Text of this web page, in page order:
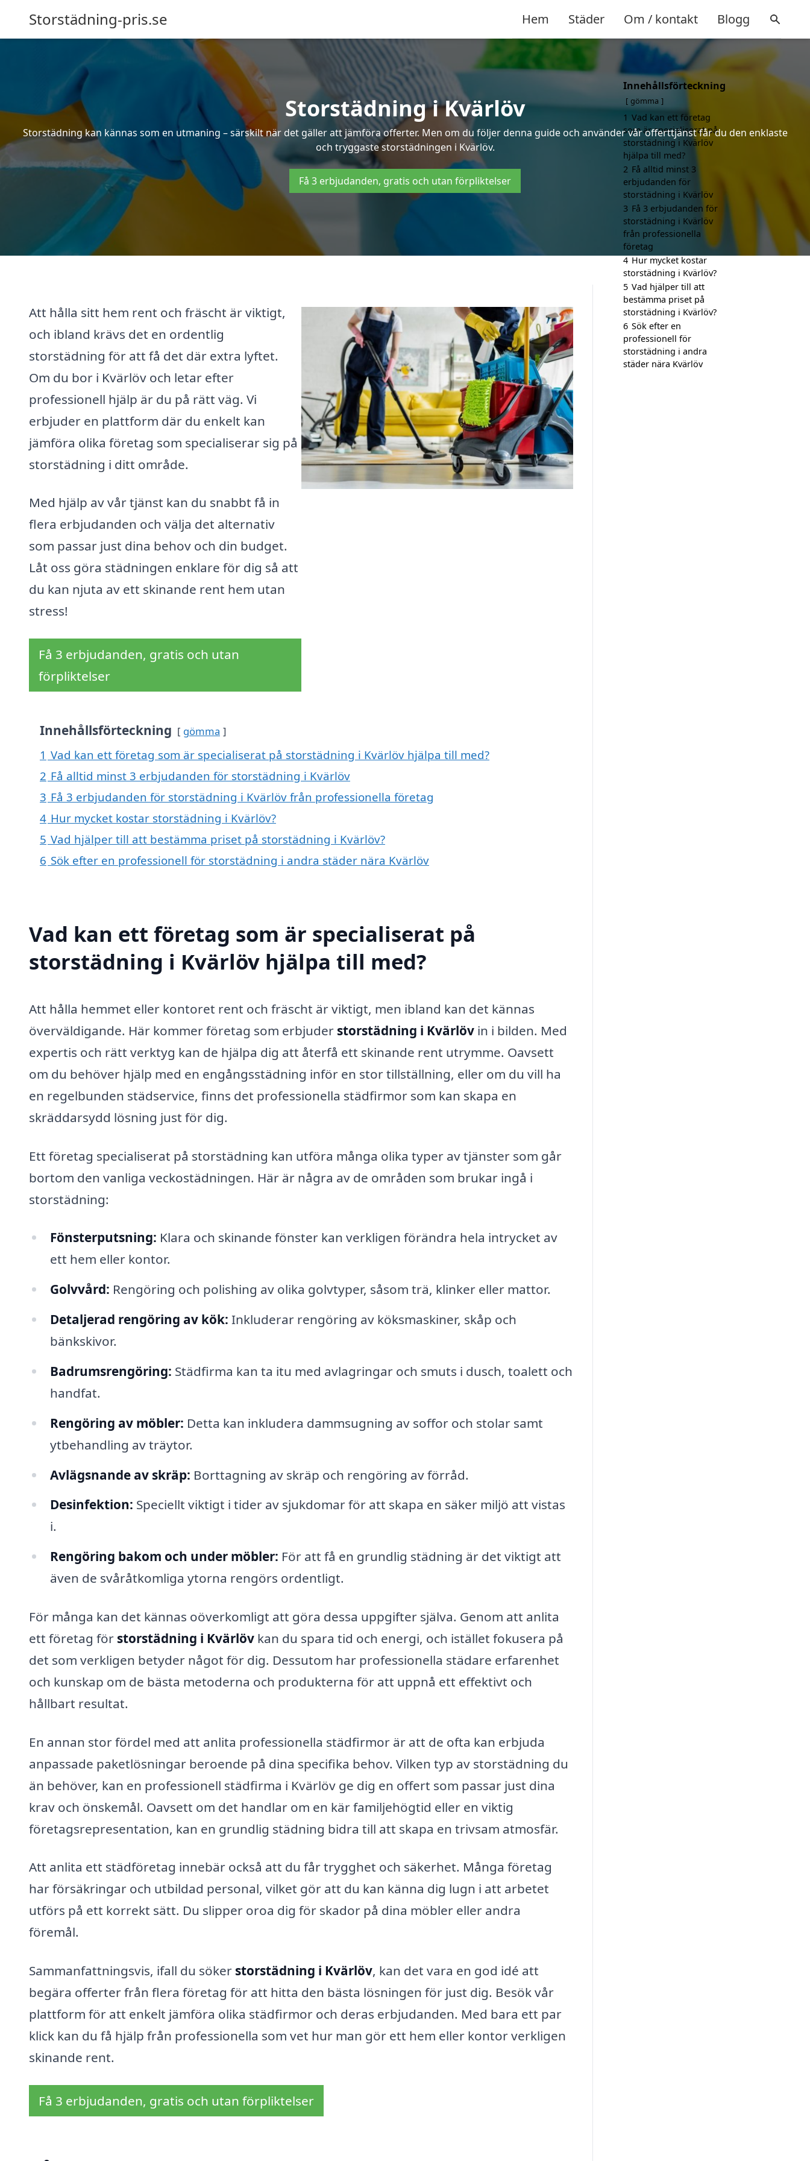
Storstädning-pris.se Hem Städer Om / kontakt Blogg
Storstädning i Kvärlöv
Storstädning kan kännas som en utmaning – särskilt när det gäller att jämföra offerter. Men om du följer denna guide och använder vår offerttjänst får du den enklaste
och tryggaste storstädningen i Kvärlöv.
Få 3 erbjudanden, gratis och utan förpliktelser
Att hålla sitt hem rent och fräscht är viktigt,
och ibland krävs det en ordentlig
storstädning för att få det där extra lyftet.
Om du bor i Kvärlöv och letar efter
professionell hjälp är du på rätt väg. Vi
erbjuder en plattform där du enkelt kan
jämföra olika företag som specialiserar sig på
storstädning i ditt område.
Med hjälp av vår tjänst kan du snabbt få in
flera erbjudanden och välja det alternativ
som passar just dina behov och din budget.
Låt oss göra städningen enklare för dig så att
du kan njuta av ett skinande rent hem utan
stress!
Få 3 erbjudanden, gratis och utan
förpliktelser
Innehållsförteckning gömma
1 Vad kan ett företag som är specialiserat på storstädning i Kvärlöv hjälpa till med?
2 Få alltid minst 3 erbjudanden för storstädning i Kvärlöv
3 Få 3 erbjudanden för storstädning i Kvärlöv från professionella företag
4 Hur mycket kostar storstädning i Kvärlöv?
5 Vad hjälper till att bestämma priset på storstädning i Kvärlöv?
6 Sök efter en professionell för storstädning i andra städer nära Kvärlöv
Vad kan ett företag som är specialiserat på
storstädning i Kvärlöv hjälpa till med?
Att hålla hemmet eller kontoret rent och fräscht är viktigt, men ibland kan det kännas
överväldigande. Här kommer företag som erbjuder storstädning i Kvärlöv in i bilden. Med
expertis och rätt verktyg kan de hjälpa dig att återfå ett skinande rent utrymme. Oavsett
om du behöver hjälp med en engångsstädning inför en stor tillställning, eller om du vill ha
en regelbunden städservice, finns det professionella städfirmor som kan skapa en
skräddarsydd lösning just för dig.
Ett företag specialiserat på storstädning kan utföra många olika typer av tjänster som går
bortom den vanliga veckostädningen. Här är några av de områden som brukar ingå i
storstädning:
Fönsterputsning: Klara och skinande fönster kan verkligen förändra hela intrycket av
ett hem eller kontor.
Golvvård: Rengöring och polishing av olika golvtyper, såsom trä, klinker eller mattor.
Detaljerad rengöring av kök: Inkluderar rengöring av köksmaskiner, skåp och
bänkskivor.
Badrumsrengöring: Städfirma kan ta itu med avlagringar och smuts i dusch, toalett och
handfat.
Rengöring av möbler: Detta kan inkludera dammsugning av soffor och stolar samt
ytbehandling av träytor.
Avlägsnande av skräp: Borttagning av skräp och rengöring av förråd.
Desinfektion: Speciellt viktigt i tider av sjukdomar för att skapa en säker miljö att vistas
i.
Rengöring bakom och under möbler: För att få en grundlig städning är det viktigt att
även de svåråtkomliga ytorna rengörs ordentligt.
För många kan det kännas oöverkomligt att göra dessa uppgifter själva. Genom att anlita
ett företag för storstädning i Kvärlöv kan du spara tid och energi, och istället fokusera på
det som verkligen betyder något för dig. Dessutom har professionella städare erfarenhet
och kunskap om de bästa metoderna och produkterna för att uppnå ett effektivt och
hållbart resultat.
En annan stor fördel med att anlita professionella städfirmor är att de ofta kan erbjuda
anpassade paketlösningar beroende på dina specifika behov. Vilken typ av storstädning du
än behöver, kan en professionell städfirma i Kvärlöv ge dig en offert som passar just dina
krav och önskemål. Oavsett om det handlar om en kär familjehögtid eller en viktig
företagsrepresentation, kan en grundlig städning bidra till att skapa en trivsam atmosfär.
Att anlita ett städföretag innebär också att du får trygghet och säkerhet. Många företag
har försäkringar och utbildad personal, vilket gör att du kan känna dig lugn i att arbetet
utförs på ett korrekt sätt. Du slipper oroa dig för skador på dina möbler eller andra
föremål.
Sammanfattningsvis, ifall du söker storstädning i Kvärlöv, kan det vara en god idé att
begära offerter från flera företag för att hitta den bästa lösningen för just dig. Besök vår
plattform för att enkelt jämföra olika städfirmor och deras erbjudanden. Med bara ett par
klick kan du få hjälp från professionella som vet hur man gör ett hem eller kontor verkligen
skinande rent.
Få 3 erbjudanden, gratis och utan förpliktelser
Innehållsförteckning
gömma
1 Vad kan ett företag
som är specialiserat på
storstädning i Kvärlöv
hjälpa till med?
2 Få alltid minst 3
erbjudanden för
storstädning i Kvärlöv
3 Få 3 erbjudanden för
storstädning i Kvärlöv
från professionella
företag
4 Hur mycket kostar
storstädning i Kvärlöv?
5 Vad hjälper till att
bestämma priset på
storstädning i Kvärlöv?
6 Sök efter en
professionell för
storstädning i andra
städer nära Kvärlöv